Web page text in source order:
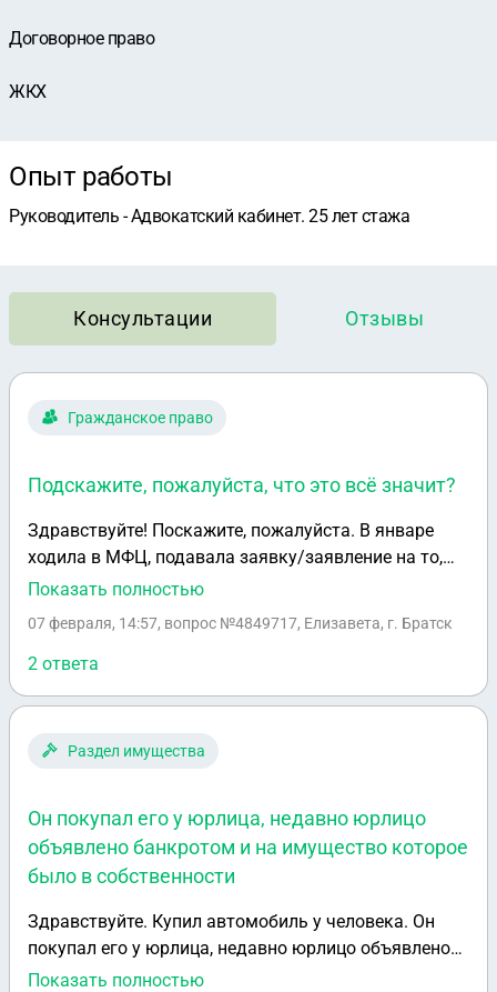
Договорное право
ЖКХ
Опыт работы
Руководитель - Адвокатский кабинет. 25 лет стажа
Консультации Отзывы
Гражданское право
Подскажите, пожалуйста, что это всё значит?
Здравствуйте! Поскажите, пожалуйста. В январе
ходила в МФЦ, подавала заявку/заявление на то,
чтобы списать долги по кредитам, займам и тд и тп.
Ответ пришёл, но ничего не понятно, одобрили не
одобрили... Подскажите, пожалуйста, что это всё
значит? И ответ положительный?
Показать полностью
07 февраля, 14:57, вопрос №4849717, Елизавета, г. Братск
2 ответа
Раздел имущества
Он покупал его у юрлица, недавно юрлицо
объявлено банкротом и на имущество которое
было в собственности
Здравствуйте. Купил автомобиль у человека. Он
покупал его у юрлица, недавно юрлицо объявлено
банкротом и на имущество которое было в
Показать полностью